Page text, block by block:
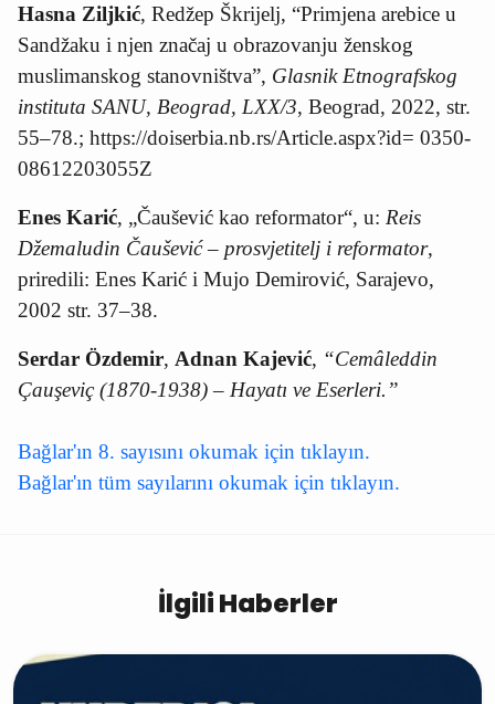
Hasna Ziljkić, Redžep Škrijelj, “Primjena arebice u
Sandžaku i njen značaj u obrazovanju ženskog
muslimanskog stanovništva”, Glasnik Etnografskog
instituta SANU, Beograd, LXX/3, Beograd, 2022, str.
55–78.; https://doiserbia.nb.rs/Article.aspx?id= 0350-
08612203055Z
Enes Karić, „Čaušević kao reformator“, u: Reis
Džemaludin Čaušević – prosvjetitelj i reformator,
priredili: Enes Karić i Mujo Demirović, Sarajevo,
2002 str. 37–38.
Serdar Özdemir, Adnan Kajević, “Cemâleddin
Çauşeviç (1870-1938) – Hayatı ve Eserleri.”
Bağlar'ın 8. sayısını okumak için tıklayın.
Bağlar'ın tüm sayılarını okumak için tıklayın.
İlgili Haberler